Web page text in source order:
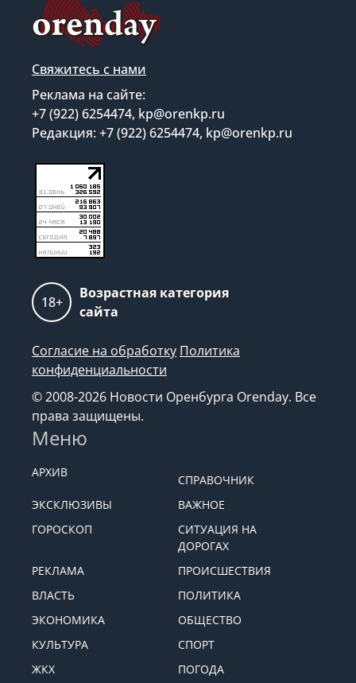
Свяжитесь с нами
Реклама на сайте:
+7 (922) 6254474, kp@orenkp.ru
Редакция: +7 (922) 6254474, kp@orenkp.ru
18+
Возрастная категория
сайта
Согласие на обработку Политика
конфиденциальности
© 2008-2026 Новости Оренбурга Orenday. Все
права защищены.
Меню
АРХИВ
СПРАВОЧНИК
ЭКСКЛЮЗИВЫ
ВАЖНОЕ
ГОРОСКОП
СИТУАЦИЯ НА
ДОРОГАХ
РЕКЛАМА
ПРОИСШЕСТВИЯ
ВЛАСТЬ
ПОЛИТИКА
ЭКОНОМИКА
ОБЩЕСТВО
КУЛЬТУРА
СПОРТ
ЖКХ
ПОГОДА